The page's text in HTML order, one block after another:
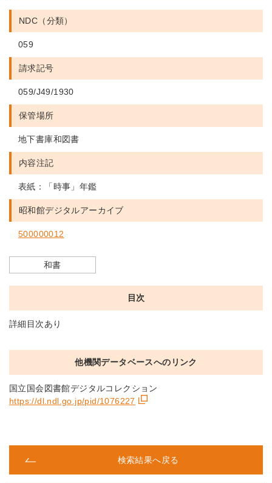
NDC（分類）
059
請求記号
059/J49/1930
保管場所
地下書庫和図書
内容注記
表紙：「時事」年鑑
昭和館デジタルアーカイブ
500000012
和書
目次
詳細目次あり
他機関データベースへのリンク
国立国会図書館デジタルコレクション
https://dl.ndl.go.jp/pid/1076227
検索結果へ戻る